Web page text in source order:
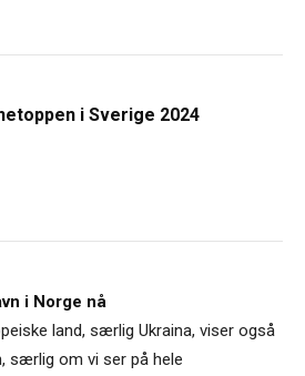
i Sverige 2024
i Norge nå
land, særlig Ukraina, viser også
særlig om vi ser på hele